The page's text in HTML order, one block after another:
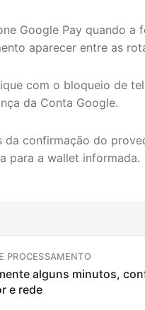
Google Pay quando a
aparecer entre as
com o bloqueio de
da Conta Google.
da confirmação do
para a wallet informada.
PROCESSAMENTO
alguns minutos,
e rede